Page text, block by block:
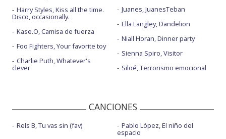
Harry Styles, Kiss all the time.
Disco, occasionally.
Kase.O, Camisa de fuerza
Foo Fighters, Your favorite toy
Charlie Puth, Whatever's
clever
Juanes, JuanesTeban
Ella Langley, Dandelion
Niall Horan, Dinner party
Sienna Spiro, Visitor
Siloé, Terrorismo emocional
CANCIONES
Rels B, Tu vas sin (fav) Pablo López, El niño del
espacio